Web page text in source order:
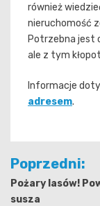
również
nieruchomość
Potrzebna jest
ale z tym
Informacje
adresem.
wpisu
Poprzedni:
Pożary lasów!
susza